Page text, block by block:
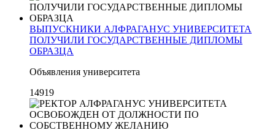
ВЫПУСКНИКИ АЛФРАГАНУС УНИВЕРСИТЕТА
ПОЛУЧИЛИ ГОСУДАРСТВЕННЫЕ ДИПЛОМЫ
ОБРАЗЦА
Объявления университета
14919